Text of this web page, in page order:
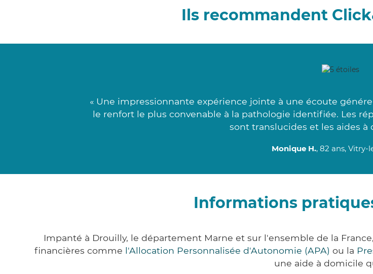
Ils recommandent
« Une impressionnante expérience jointe à une écoute
le renfort le plus convenable à la pathologie identifiée. Les
sont translucides et les aides à
Monique H., 82 ans, Vitry-
Informations
Impanté à Drouilly, le département Marne et sur l'ensemble de la
financières comme l'Allocation Personnalisée d'Autonomie (APA) ou la
une aide à domicile